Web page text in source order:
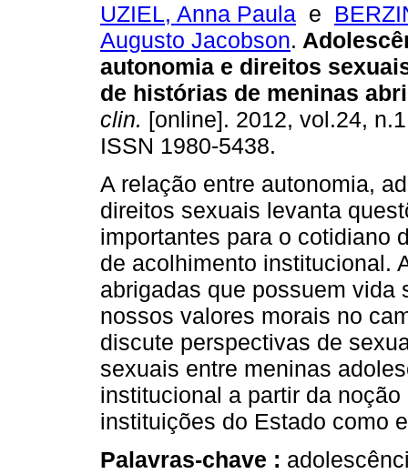
UZIEL, Anna Paula e
Augusto Jacobson.
autonomia e direitos
de histórias de meninas
clin. [online]. 2012, vol.24,
ISSN 1980-5438.
A relação entre autonomia,
direitos sexuais levanta
importantes para o cotidiano
de acolhimento institucional.
abrigadas que possuem vida
nossos valores morais no
discute perspectivas de
sexuais entre meninas
institucional a partir da
instituições do Estado como
Palavras-chave :